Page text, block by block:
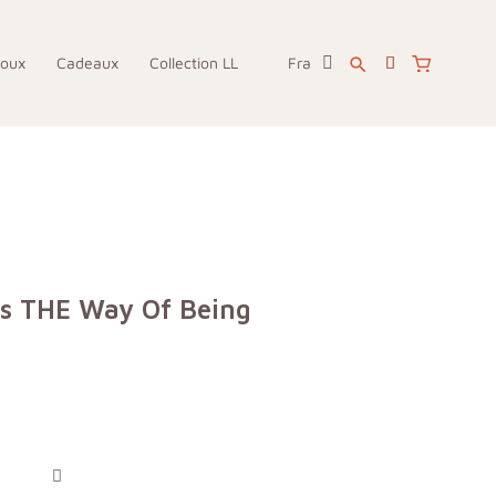
Cadeaux Collection LL Fra search
THE Way Of Being